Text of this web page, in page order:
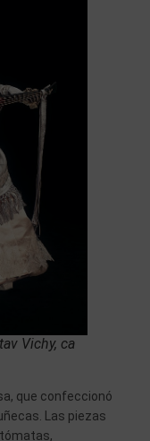
Vichy, ca
que confeccionó
Las piezas